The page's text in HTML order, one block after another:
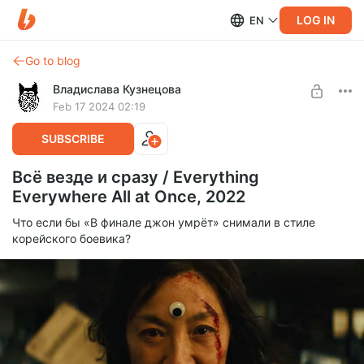
EN LOG IN
Go to blog
Владислава Кузнецова
Feb 17 2024 02:19
SUBSCRIBE
Всё везде и сразу / Everything
Everywhere All at Once, 2022
Что если бы «В финале джон умрёт» снимали в стиле
корейского боевика?